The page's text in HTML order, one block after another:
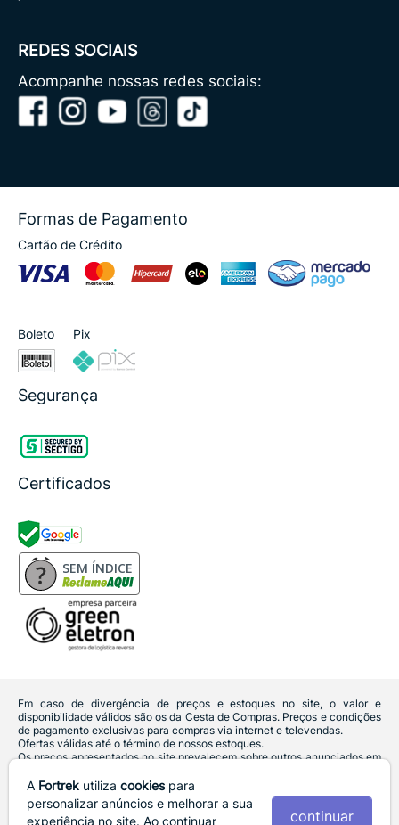
REDES SOCIAIS
Acompanhe nossas redes sociais:
Formas de Pagamento
Cartão de Crédito
Boleto Pix
Segurança
Certificados
SEM ÍNDICE
Em caso de divergência de preços e estoques no site, o valor e
disponibilidade válidos são os da Cesta de Compras. Preços e condições
de pagamento exclusivas para compras via internet e televendas.
Ofertas válidas até o término de nossos estoques.
Os preços apresentados no site prevalecem sobre outros anunciados em
Defesa do Consumidor:Lei nº 8.078.
Vendas sujeitas à confirmação de dados e análises de crédito e risco.
A Fortrek utiliza cookiespara
personalizar anúncios e melhorar a sua
experiência no site. Ao continuar
continuar